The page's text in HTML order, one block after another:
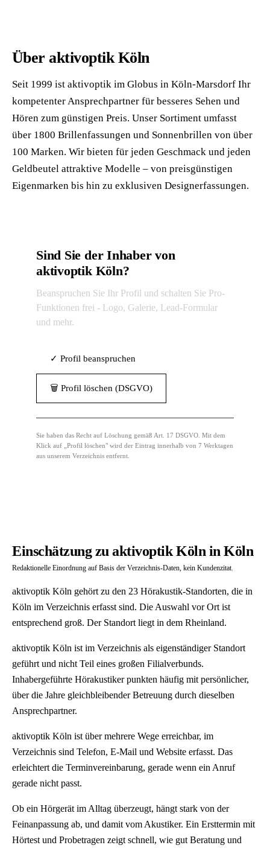
Über aktivoptik Köln
Seit 1999 ist aktivoptik im Globus in Köln-Marsdorf Ihr
kompetenter Ansprechpartner für besseres Sehen und
Hören zum günstigen Preis. Unser Sortiment umfasst
über 1800 Brillenfassungen und Sonnenbrillen von über
100 Marken. Wir bieten für jeden Geschmack und jeden
Geldbeutel attraktive Modelle – von preisgünstigen
Eigenmarken bis hin zu exklusiven Designerfassungen.
Sind Sie der Inhaber von
aktivoptik Köln?
Beanspruchen Sie Ihr Profil und schalten Sie Pro-
Funktionen frei - Logo, Galerie, Lead-Formular
und mehr.
✓ Profil beanspruchen
🗑 Profil löschen (DSGVO)
Sie haben das Recht auf Löschung gemäß Art. 17 DSGVO. Mit dem
Klick auf „Profil löschen" wird der Eintrag innerhalb von 7 Werktagen
aus unserem Verzeichnis entfernt.
Einschätzung zu aktivoptik Köln in Köln
Redaktionelle Einordnung auf Basis der Verzeichnis-Daten, kein Kundenzitat.
aktivoptik Köln gehört zu den 23 Hörakustik-Standorten, die in
Köln im Verzeichnis erfasst sind. Die Auswahl vor Ort ist
entsprechend groß. Der Standort liegt in dem Rheinland.
aktivoptik Köln ist im Verzeichnis als eigenständiger Standort
geführt und nicht Teil eines großen Filialverbunds.
Inhabergeführte Hörakustiker punkten häufig mit persönlicher,
über die Jahre gleichbleibender Betreuung durch dieselben
Ansprechpartner.
aktivoptik Köln ist über mehrere Wege erreichbar, im
Verzeichnis sind Telefon, E-Mail und Website erfasst. Das
erleichtert die Terminvereinbarung, gerade wenn ein Anruf
gerade nicht passt.
Ob ein Hörgerät im Alltag überzeugt, hängt stark von der
Feinanpassung ab, und damit vom Akustiker. Ein Ersttermin mit
Hörtest und Probetragen zeigt schnell, wie gut Beratung und